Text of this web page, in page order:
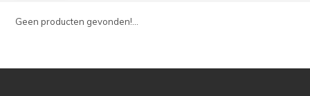
Geen producten gevonden!...